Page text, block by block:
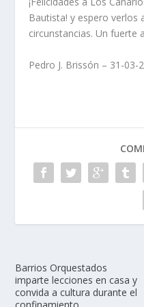
Bautista! y espero verlos
circunstancias. Un fuerte
Pedro J. Brissón – 31-03-
Barrios Orquestados
imparte lecciones en casa y
convida a cultura durante el